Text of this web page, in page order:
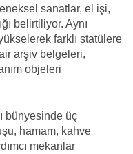
sanatlar, el işi,
belirtiliyor. Aynı
farklı statülere
arşiv belgeleri,
objeleri
bünyesinde üç
hamam, kahve
mekanlar